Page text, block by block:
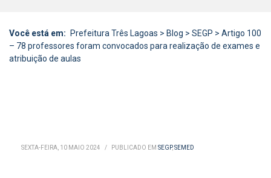
Você está em: Prefeitura Três Lagoas > Blog > SEGP > Artigo 100
– 78 professores foram convocados para realização de exames e
atribuição de aulas
SEXTA-FEIRA, 10 MAIO 2024 / PUBLICADO EM SEGP,SEMED